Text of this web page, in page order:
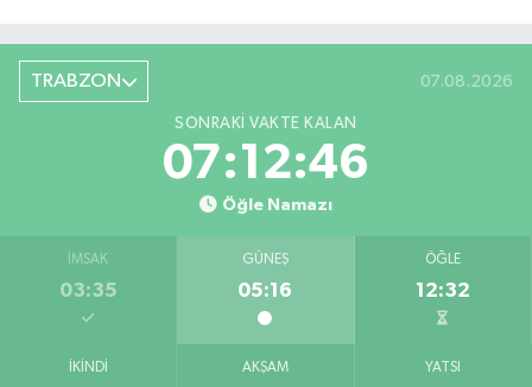
TRABZON 07.08.2026
SONRAKI VAKTE KALAN
07:12:46
Öğle Namazı
İMSAK
03:35
GÜNEŞ
05:16
ÖĞLE
12:32
İKINDI AKŞAM YATSI